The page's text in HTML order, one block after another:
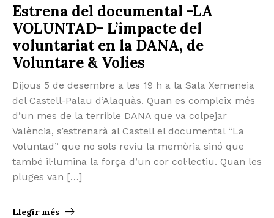
Estrena del documental -LA
VOLUNTAD- L’impacte del
voluntariat en la DANA, de
Voluntare & Volies
Dijous 5 de desembre a les 19 h a la Sala Xemeneia
del Castell-Palau d’Alaquàs. Quan es compleix més
d’un mes de la terrible DANA que va colpejar
València, s’estrenarà al Castell el documental “La
Voluntad” que no sols reviu la memòria sinó que
també il·lumina la força d’un cor col·lectiu. Quan les
pluges van […]
Llegir més